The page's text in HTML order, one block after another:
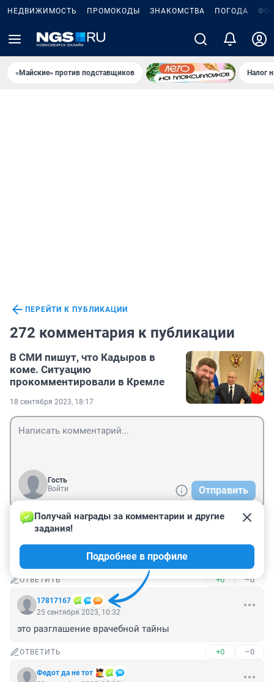
НЕДВИЖИМОСТЬ ПРОМОКОДЫ ЗНАКОМСТВА ПОГОДА
«Майские» против подставщиков Налог
ПЕРЕЙТИ К ПУБЛИКАЦИИ
272 комментария к публикации
В СМИ пишут, что Кадыров в
коме. Ситуацию
прокомментировали в Кремле
18 сентября 2023, 18:17
Гость
Войти
Отправить
Гость
Не болей, вылазь из этой болячки...будь сильным
ОТВЕТИТЬ +0 –0
17817167
Получай награды за комментарии и другие
задания!
Подробнее в профиле
25 сентября 2023, 10:32
это разглашение врачебной тайны
ОТВЕТИТЬ +0 –0
Федот да не тот